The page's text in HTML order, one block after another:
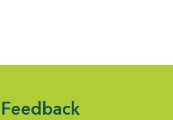
Feedback